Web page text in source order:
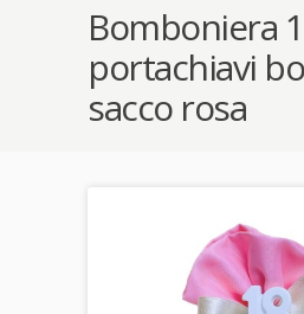
Bomboniera
portachiavi
sacco rosa